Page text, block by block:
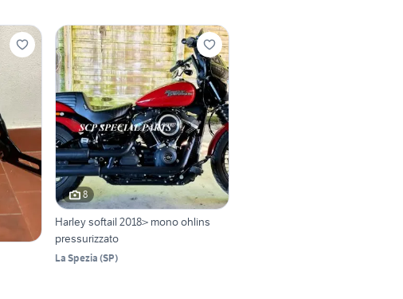
8
Harley softail 2018> mono ohlins
pressurizzato
La Spezia (SP)